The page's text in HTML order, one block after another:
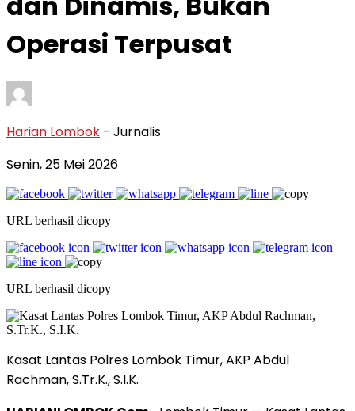
Operasi Terpusat
Harian Lombok - Jurnalis
Senin, 25 Mei 2026
URL berhasil dicopy
URL berhasil dicopy
Kasat Lantas Polres Lombok Timur, AKP Abdul
Rachman, S.Tr.K., S.I.K.